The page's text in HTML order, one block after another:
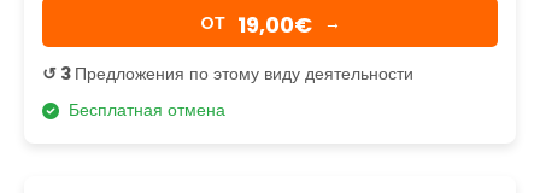
OТ 19,00€ →
↺ 3 Предложения по этому виду деятельности
Бесплатная отмена